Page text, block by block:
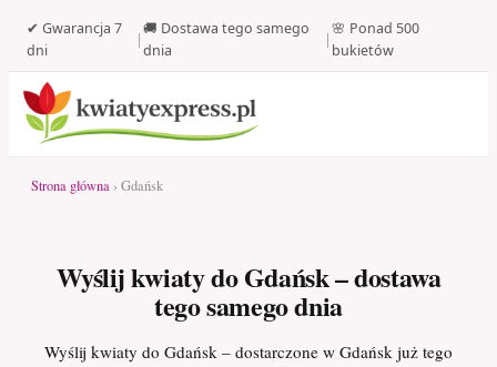
✔ Gwarancja 7
dni
|
🚚 Dostawa tego samego
dnia
|
🌸 Ponad 500
bukietów
Strona główna › Gdańsk
Wyślij kwiaty do Gdańsk – dostawa
tego samego dnia
Wyślij kwiaty do Gdańsk – dostarczone w Gdańsk już tego